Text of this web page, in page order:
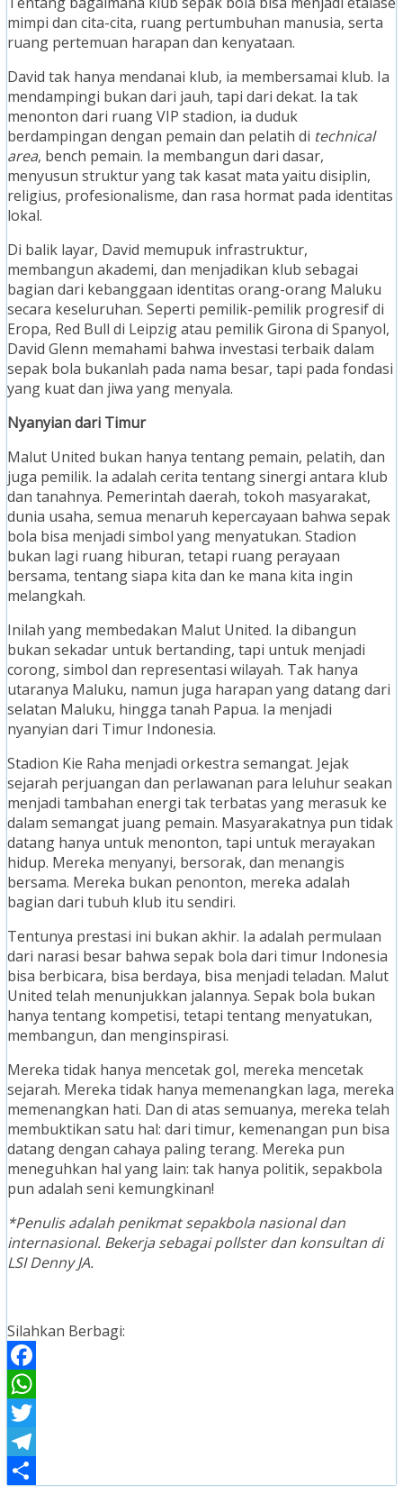
mimpi dan cita-cita, ruang pertumbuhan manusia, serta
ruang pertemuan harapan dan kenyataan.
David tak hanya mendanai klub, ia membersamai klub. Ia
mendampingi bukan dari jauh, tapi dari dekat. Ia tak
menonton dari ruang VIP stadion, ia duduk
berdampingan dengan pemain dan pelatih di technical
area, bench pemain. Ia membangun dari dasar,
menyusun struktur yang tak kasat mata yaitu disiplin,
religius, profesionalisme, dan rasa hormat pada identitas
lokal.
Di balik layar, David memupuk infrastruktur,
membangun akademi, dan menjadikan klub sebagai
bagian dari kebanggaan identitas orang-orang Maluku
secara keseluruhan. Seperti pemilik-pemilik progresif di
Eropa, Red Bull di Leipzig atau pemilik Girona di Spanyol,
David Glenn memahami bahwa investasi terbaik dalam
sepak bola bukanlah pada nama besar, tapi pada fondasi
yang kuat dan jiwa yang menyala.
Nyanyian dari Timur
Malut United bukan hanya tentang pemain, pelatih, dan
juga pemilik. Ia adalah cerita tentang sinergi antara klub
dan tanahnya. Pemerintah daerah, tokoh masyarakat,
dunia usaha, semua menaruh kepercayaan bahwa sepak
bola bisa menjadi simbol yang menyatukan. Stadion
bukan lagi ruang hiburan, tetapi ruang perayaan
bersama, tentang siapa kita dan ke mana kita ingin
melangkah.
Inilah yang membedakan Malut United. Ia dibangun
bukan sekadar untuk bertanding, tapi untuk menjadi
corong, simbol dan representasi wilayah. Tak hanya
utaranya Maluku, namun juga harapan yang datang dari
selatan Maluku, hingga tanah Papua. Ia menjadi
nyanyian dari Timur Indonesia.
Stadion Kie Raha menjadi orkestra semangat. Jejak
sejarah perjuangan dan perlawanan para leluhur seakan
menjadi tambahan energi tak terbatas yang merasuk ke
dalam semangat juang pemain. Masyarakatnya pun tidak
datang hanya untuk menonton, tapi untuk merayakan
hidup. Mereka menyanyi, bersorak, dan menangis
bersama. Mereka bukan penonton, mereka adalah
bagian dari tubuh klub itu sendiri.
Tentunya prestasi ini bukan akhir. Ia adalah permulaan
dari narasi besar bahwa sepak bola dari timur Indonesia
bisa berbicara, bisa berdaya, bisa menjadi teladan. Malut
United telah menunjukkan jalannya. Sepak bola bukan
hanya tentang kompetisi, tetapi tentang menyatukan,
membangun, dan menginspirasi.
Mereka tidak hanya mencetak gol, mereka mencetak
sejarah. Mereka tidak hanya memenangkan laga, mereka
memenangkan hati. Dan di atas semuanya, mereka telah
membuktikan satu hal: dari timur, kemenangan pun bisa
datang dengan cahaya paling terang. Mereka pun
meneguhkan hal yang lain: tak hanya politik, sepakbola
pun adalah seni kemungkinan!
*Penulis adalah penikmat sepakbola nasional dan
internasional. Bekerja sebagai pollster dan konsultan di
LSI Denny JA.
Silahkan Berbagi:
Facebook
WhatsApp
Twitter
Telegram